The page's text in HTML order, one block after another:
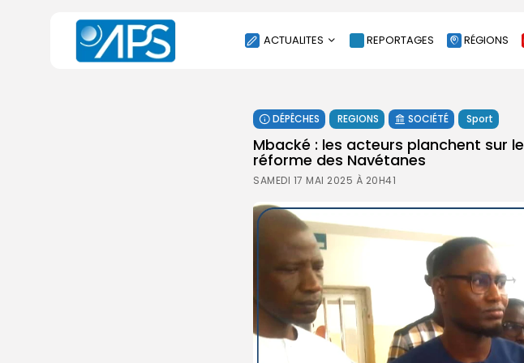
ACTUALITES
SOCIÉTÉ
ÉCONOMIE
CULTURE
ENVIRONNEMENT
INTERNATIONAL
AGENDA
SANTE
REPORTAGES RÉGIONS
DÉPÊCHES REGIONS SOCIÉTÉ Sport
Mbacké : les acteurs planchent sur
réforme des Navétanes ‎
SAMEDI 17 MAI 2025 À 20H41